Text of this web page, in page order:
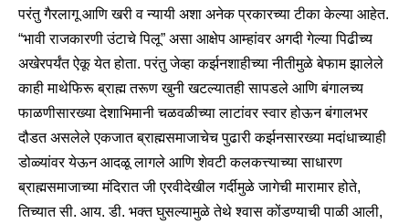
परंतु गैरलागू आणि खरी व न्यायी अशा अनेक प्रकारच्या टीका केल्या आहेत.
“भावी राजकारणी उंटाचे पिलू” असा आक्षेप आम्हांवर अगदी गेल्या पिढीच्य
अखेरपर्यंत ऐकू येत होता. परंतु जेव्हा कर्झनशाहीच्या नीतीमुळे बेफाम झालेले
काही माथेफिरू ब्राह्म तरूण खुनी खटल्यातही सापडले आणि बंगालच्य
फाळणीसारख्या देशाभिमानी चळवळीच्या लाटांवर स्वार होऊन बंगालभर
दौडत असलेले एकजात ब्राह्मसमाजाचेच पुढारी कर्झनसारख्या मदांधाच्याही
डोळ्यांवर येऊन आदळू लागले आणि शेवटी कलकत्त्याच्या साधारण
ब्राह्मसमाजाच्या मंदिरात जी एरवीदेखील गर्दीमुळे जागेची मारामार होते,
तिच्यात सी. आय. डी. भक्त घुसल्यामुळे तेथे श्वास कोंडण्याची पाळी आली,